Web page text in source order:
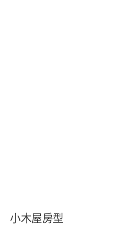
小木屋房型